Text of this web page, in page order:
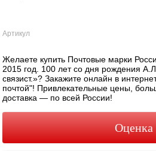
Артикул
Желаете купить Почтовые марки
2015 год. 100 лет со дня рождения
связист.»? Закажите онлайн в
почтой"! Привлекательные цены,
доставка — по всей России!
Оценка